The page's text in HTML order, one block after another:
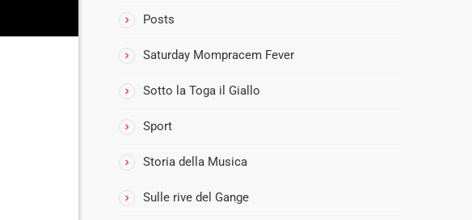
Posts
Saturday Mompracem Fever
Sotto la Toga il Giallo
Sport
Storia della Musica
Sulle rive del Gange